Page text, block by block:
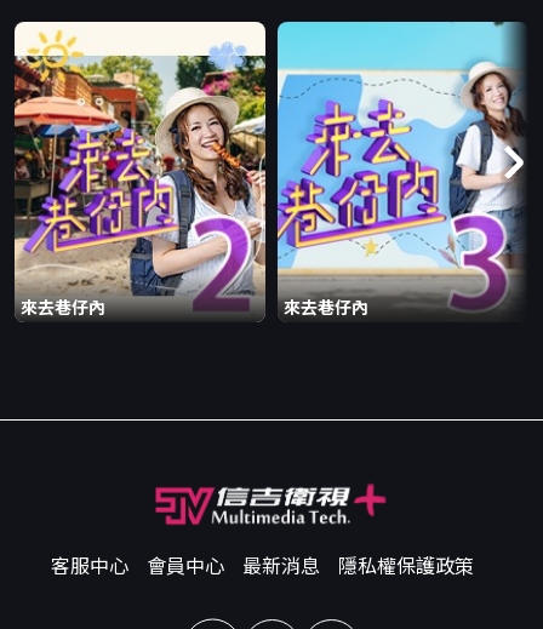
來去巷仔內 來去巷仔內
客服中心 會員中心 最新消息 隱私權保護政策